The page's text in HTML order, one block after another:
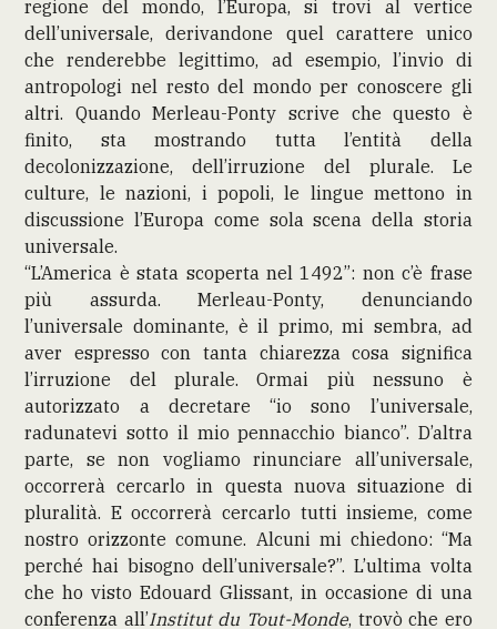
regione del mondo, l’Europa, si trovi al vertice
dell’universale, derivandone quel carattere unico
che renderebbe legittimo, ad esempio, l’invio di
antropologi nel resto del mondo per conoscere gli
altri. Quando Merleau-Ponty scrive che questo è
finito, sta mostrando tutta l’entità della
decolonizzazione, dell’irruzione del plurale. Le
culture, le nazioni, i popoli, le lingue mettono in
discussione l’Europa come sola scena della storia
universale.
“L’America è stata scoperta nel 1492”: non c’è frase
più assurda. Merleau-Ponty, denunciando
l’universale dominante, è il primo, mi sembra, ad
aver espresso con tanta chiarezza cosa significa
l’irruzione del plurale. Ormai più nessuno è
autorizzato a decretare “io sono l’universale,
radunatevi sotto il mio pennacchio bianco”. D’altra
parte, se non vogliamo rinunciare all’universale,
occorrerà cercarlo in questa nuova situazione di
pluralità. E occorrerà cercarlo tutti insieme, come
nostro orizzonte comune. Alcuni mi chiedono: “Ma
perché hai bisogno dell’universale?”. L’ultima volta
che ho visto Edouard Glissant, in occasione di una
conferenza all’Institut du Tout-Monde, trovò che ero